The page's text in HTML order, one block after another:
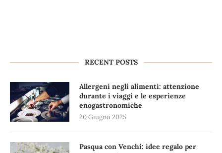
RECENT POSTS
Allergeni negli alimenti: attenzione
durante i viaggi e le esperienze
enogastronomiche
20 Giugno 2025
Pasqua con Venchi: idee regalo per